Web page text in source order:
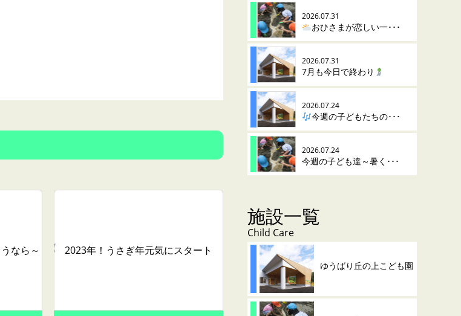
なら～ 2023年！うさぎ年元気にスタート
2026.07.31
おひさまが恋しい一･･･
2026.07.31
7月も今日で終わり
2026.07.24
今週の子どもたちの･･･
2026.07.24
今週の子ども達～暑く･･･
施設一覧
Child Care
ゆうばり丘の上こども園